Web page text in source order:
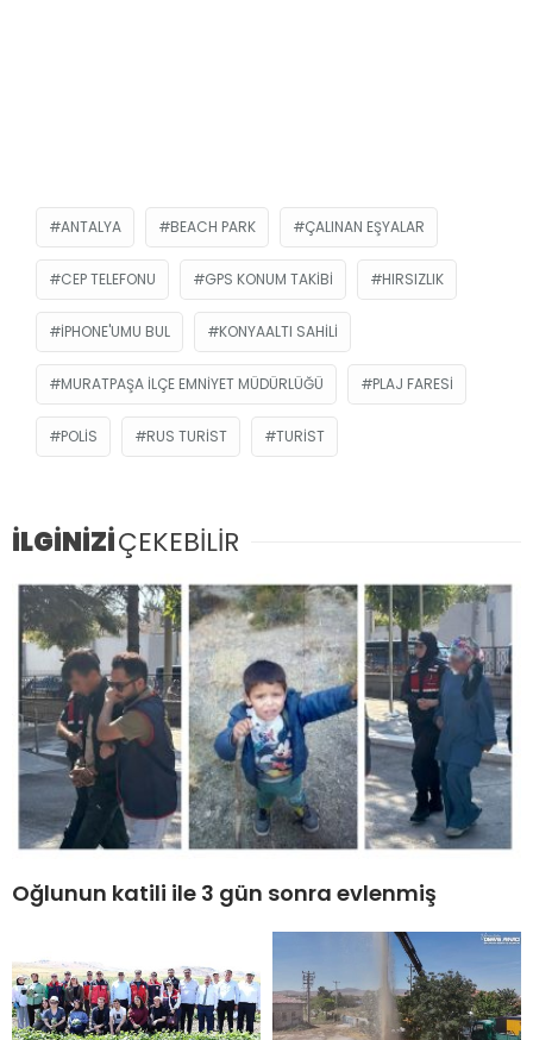
ANTALYA BEACH PARK ÇALINAN EŞYALAR
CEP TELEFONU GPS KONUM TAKIBI HIRSIZLIK
IPHONE'UMU BUL KONYAALTI SAHILI
MURATPAŞA İLÇE EMNIYET MÜDÜRLÜĞÜ PLAJ FARESI
POLIS RUS TURIST TURIST
İLGİNİZİÇEKEBİLİR
Oğlunun katili ile 3 gün sonra evlenmiş